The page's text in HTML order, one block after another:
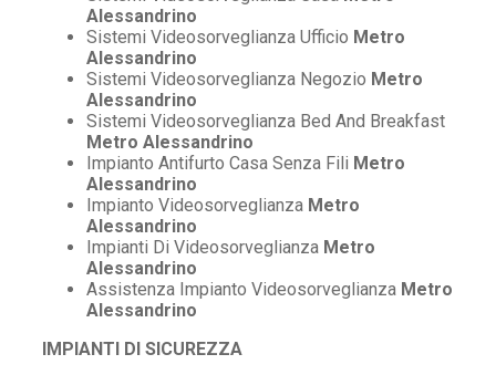
Alessandrino
Sistemi Videosorveglianza Ufficio Metro
Alessandrino
Sistemi Videosorveglianza Negozio Metro
Alessandrino
Sistemi Videosorveglianza Bed And Breakfast
Metro Alessandrino
Impianto Antifurto Casa Senza Fili Metro
Alessandrino
Impianto Videosorveglianza Metro
Alessandrino
Impianti Di Videosorveglianza Metro
Alessandrino
Assistenza Impianto Videosorveglianza Metro
Alessandrino
IMPIANTI DI SICUREZZA